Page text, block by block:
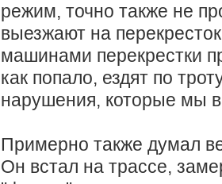
режим, точно также не
выезжают на
машинами перекрестки
как попало, ездят по
нарушения, которые мы
Примерно также думал
Он встал на трассе,